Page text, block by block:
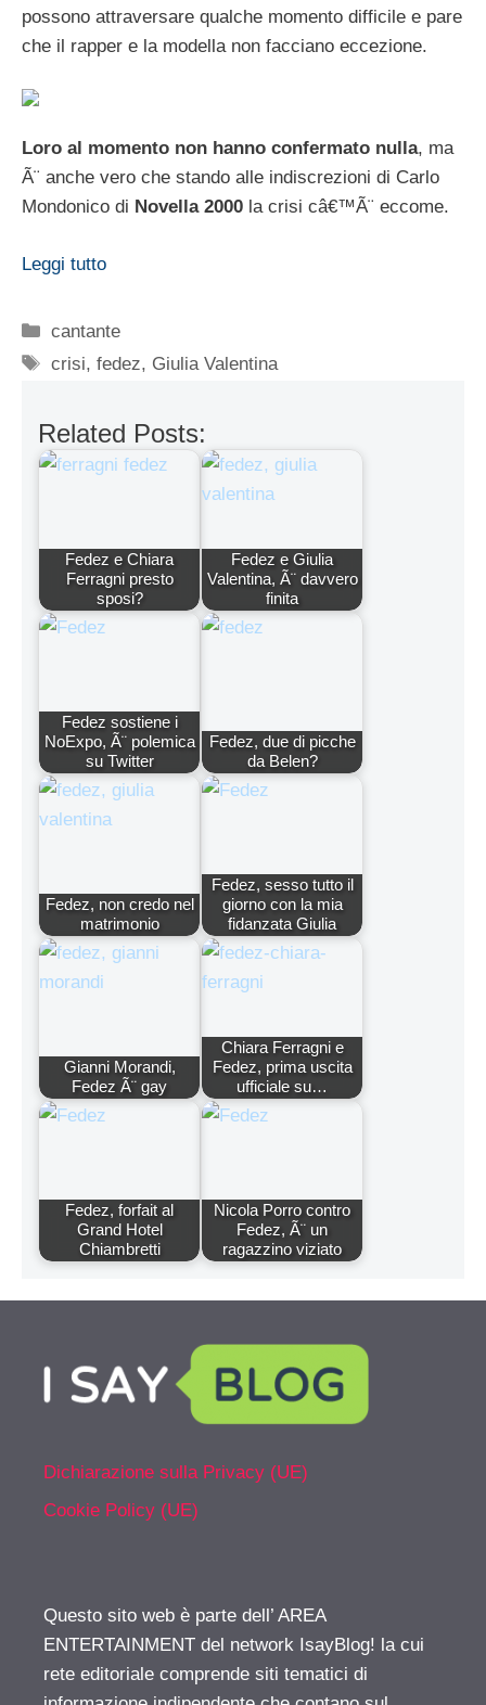
possono attraversare qualche momento difficile e pare
che il rapper e la modella non facciano eccezione.
Loro al momento non hanno confermato nulla, ma
Ã¨ anche vero che stando alle indiscrezioni di Carlo
Mondonico di Novella 2000 la crisi câ€™Ã¨ eccome.
Leggi tutto
Categorie
cantante
Tag
crisi,fedez, Giulia Valentina
Related Posts:
Fedez e Chiara
Ferragni presto
sposi?
Fedez e Giulia
Valentina, Ã¨ davvero
finita
Fedez sostiene i
NoExpo, Ã¨ polemica
su Twitter
Fedez, due di picche
da Belen?
Fedez, non credo nel
matrimonio
Fedez, sesso tutto il
giorno con la mia
fidanzata Giulia
Gianni Morandi,
Fedez Ã¨ gay
Chiara Ferragni e
Fedez, prima uscita
ufficiale su…
Fedez, forfait al
Grand Hotel
Chiambretti
Nicola Porro contro
Fedez, Ã¨ un
ragazzino viziato
Dichiarazione sulla Privacy (UE)
Cookie Policy (UE)
Questo sito web è parte dell’ AREA
ENTERTAINMENT del network IsayBlog! la cui
rete editoriale comprende siti tematici di